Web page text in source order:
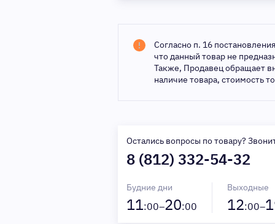
Согласно п. 16
что данный товар не
Также, Продавец обращает
наличие товара, стоимость
Остались вопросы по товару?
8 (812) 332-54-32
Будние дни
11:00–20:00
Выходные
12:00–